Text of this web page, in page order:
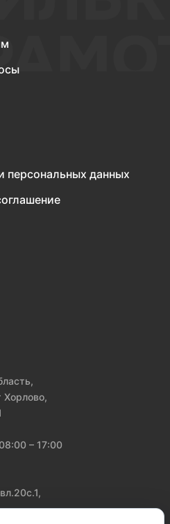
персональных данных
Хорлово,
– 17:00